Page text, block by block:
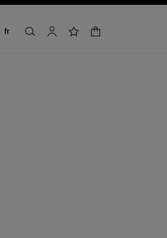
fr
recherchermon compteliste de souhaits
panier